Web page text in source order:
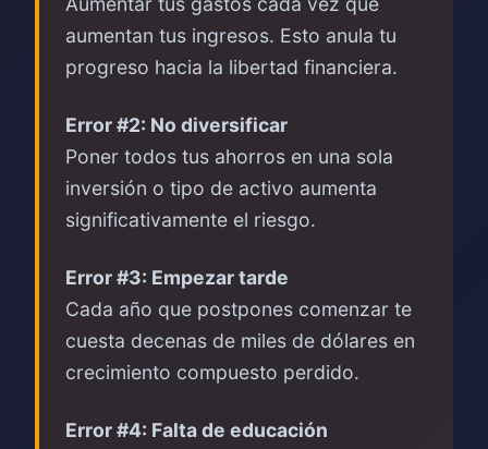
aumentan tus ingresos. Esto anula tu
progreso hacia la libertad financiera.
Error #2: No diversificar
Poner todos tus ahorros en una sola
inversión o tipo de activo aumenta
significativamente el riesgo.
Error #3: Empezar tarde
Cada año que postpones comenzar te
cuesta decenas de miles de dólares en
crecimiento compuesto perdido.
Error #4: Falta de educación